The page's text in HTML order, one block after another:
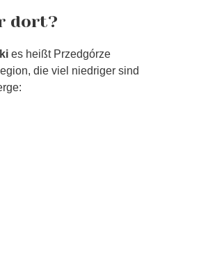
dort?
es heißt Przedgórze
die viel niedriger sind